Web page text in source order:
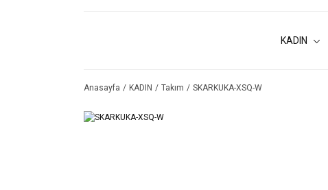
KADIN
Anasayfa KADIN Takım SKARKUKA-XSQ-W